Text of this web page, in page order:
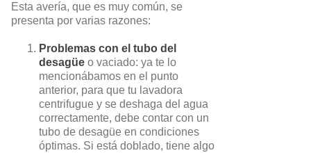
Esta avería, que es muy común, se
presenta por varias razones:
Problemas con el tubo del
desagüe o vaciado: ya te lo
mencionábamos en el punto
anterior, para que tu lavadora
centrifugue y se deshaga del agua
correctamente, debe contar con un
tubo de desagüe en condiciones
óptimas. Si está doblado, tiene algo